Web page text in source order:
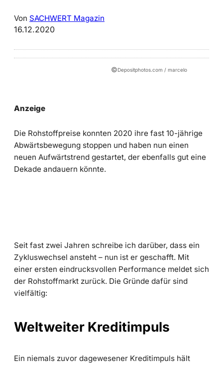
Von SACHWERT Magazin
16.12.2020
©Depositphotos.com / marcelo
Anzeige
Die Rohstoffpreise konnten 2020 ihre fast 10-jährige
Abwärtsbewegung stoppen und haben nun einen
neuen Aufwärtstrend gestartet, der ebenfalls gut eine
Dekade andauern könnte.
Seit fast zwei Jahren schreibe ich darüber, dass ein
Zykluswechsel ansteht – nun ist er geschafft. Mit
einer ersten eindrucksvollen Performance meldet sich
der Rohstoffmarkt zurück. Die Gründe dafür sind
vielfältig:
Weltweiter Kreditimpuls
Ein niemals zuvor dagewesener Kreditimpuls hält